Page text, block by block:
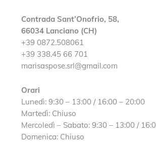
Contrada Sant’Onofrio, 58,
66034 Lanciano (CH)
+39 0872.508061
+39 338.45 66 701
marisaspose.srl@gmail.com
Orari
Lunedì: 9:30 – 13:00 / 16:00 – 20:00
Martedì: Chiuso
Mercoledì – Sabato: 9:30 – 13:00 /
Domenica: Chiuso